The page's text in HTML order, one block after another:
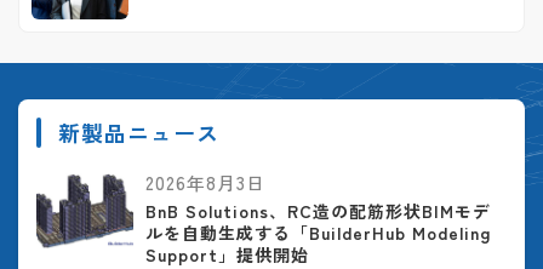
新製品ニュース
2026年8月3日
BnB Solutions、RC造の配筋形状BIMモデ
ルを自動生成する「BuilderHub Modeling
Support」提供開始